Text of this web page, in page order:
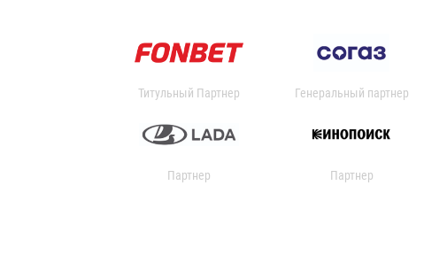
Титульный Партнер Генеральный партнер
Партнер Партнер